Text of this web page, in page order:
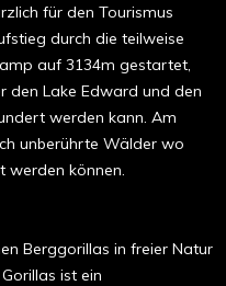
für den Tourismus
durch die teilweise
auf 3134m gestartet,
den Lake Edward und den
werden kann. Am
unberührte Wälder wo
werden können.
Berggorillas in freier Natur
ist ein